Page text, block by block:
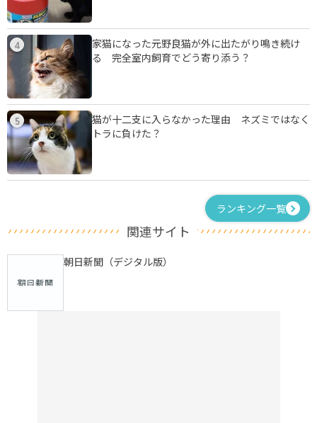
4
家猫になった元野良猫が外に出たがり鳴き続け
る 完全室内飼育でどう寄り添う？
5
猫が十二支に入らなかった理由 ネズミではなく
トラに負けた？
ランキング一覧
関連サイト
朝日新聞（デジタル版）